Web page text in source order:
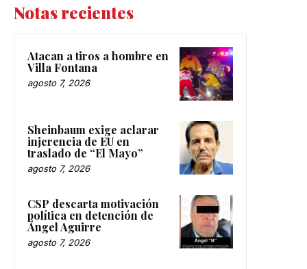
Notas recientes
Atacan a tiros a hombre en
Villa Fontana
agosto 7, 2026
Sheinbaum exige aclarar
injerencia de EU en
traslado de “El Mayo”
agosto 7, 2026
CSP descarta motivación
política en detención de
Ángel Aguirre
agosto 7, 2026